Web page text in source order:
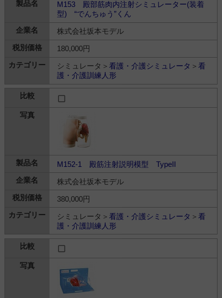
M153 殿部筋肉内注射シミュレーター(装着
型) “でんちゅう”くん
株式会社坂本モデル
180,000円
シミュレータ＞ 看護・介護シミュレータ ＞ 看
護・介護訓練人形
M152-1 殿筋注射説明模型 TypeII
株式会社坂本モデル
380,000円
シミュレータ＞ 看護・介護シミュレータ ＞ 看
護・介護訓練人形